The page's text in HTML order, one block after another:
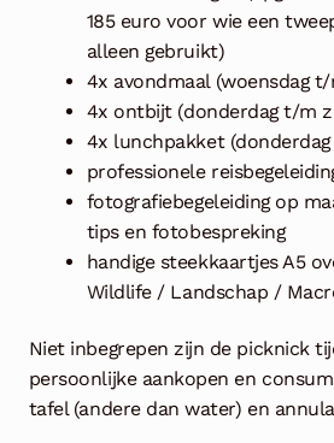
185 euro voor wie een
alleen gebruikt)
4x avondmaal (woensdag
4x ontbijt (donderdag t/m
4x lunchpakket
professionele
fotografiebegeleiding op
tips en fotobespreking
handige steekkaartjes A5
Wildlife / Landschap /
Niet inbegrepen zijn de picknick
persoonlijke aankopen en
tafel (andere dan water) en